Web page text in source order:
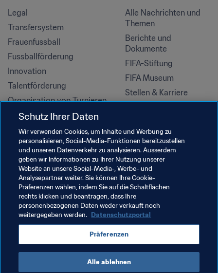
Legal
Transfersystem
Frauenfussball
Fussballförderung
Innovation
Talentförderung
Organisation von Turnieren
Nachhaltigkeit
Menschenrechte und
Antidiskriminierung
Gesundheit und Medizin
Bildungsinitiativen
Alle Nachrichten und
Themen
Berichte und
Dokumente
FIFA-Stiftung
FIFA Museum
Stellen & Karriere
Schutz Ihrer Daten
Wir verwenden Cookies, um Inhalte und Werbung zu
personalisieren, Social-Media-Funktionen bereitzustellen
und unseren Datenverkehr zu analysieren. Ausserdem
geben wir Informationen zu Ihrer Nutzung unserer
Website an unsere Social-Media-, Werbe- und
Analysepartner weiter. Sie können Ihre Cookie-
Präferenzen wählen, indem Sie auf die Schaltflächen
rechts klicken und beantragen, dass Ihre
personenbezogenen Daten weder verkauft noch
weitergegeben werden. Datenschutzportal
Präferenzen
Alle ablehnen